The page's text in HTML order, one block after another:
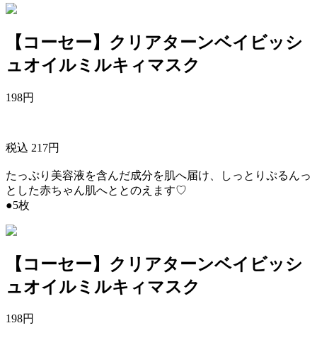
【コーセー】クリアターンベイビッシ
ュオイルミルキィマスク
198円
税込 217円
たっぷり美容液を含んだ成分を肌へ届け、しっとりぷるんっ
とした赤ちゃん肌へととのえます♡
●5枚
【コーセー】クリアターンベイビッシ
ュオイルミルキィマスク
198円